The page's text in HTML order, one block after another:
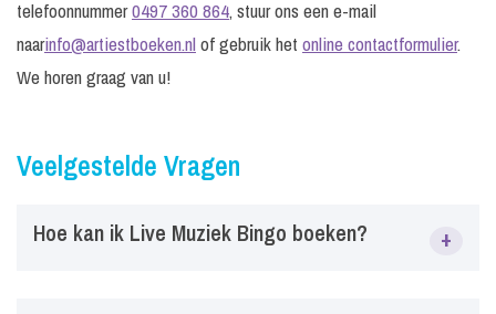
telefoonnummer0497 360 864, stuur ons een e-mail
naarinfo@artiestboeken.nlof gebruik het online contactformulier.
We horen graag van u!
Veelgestelde Vragen
Hoe kan ik Live Muziek Bingo boeken? +